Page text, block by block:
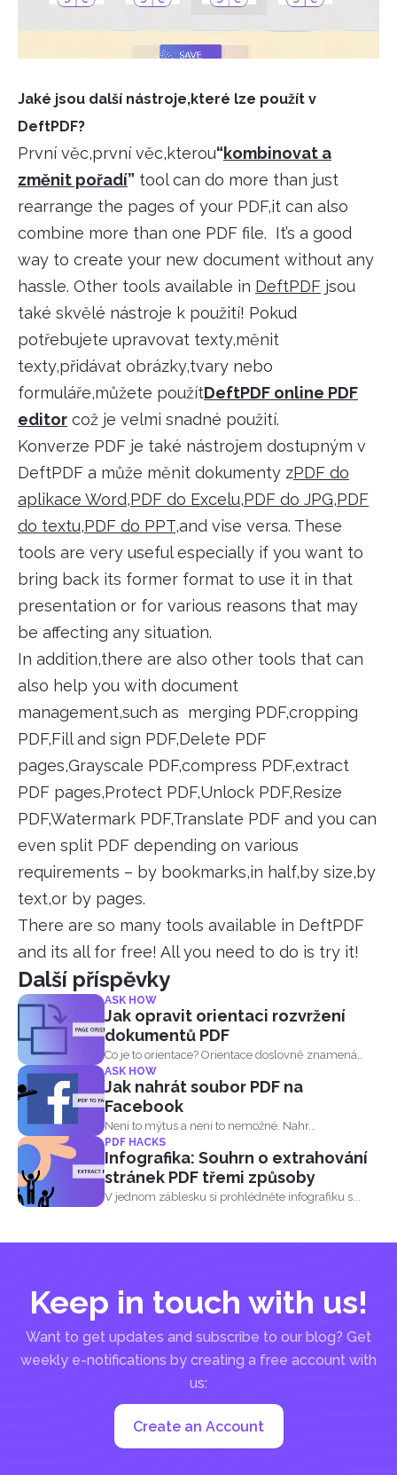
Jaké jsou další nástroje,které lze použít v
DeftPDF?
První věc,první věc,kterou“kombinovat a
změnit pořadí” tool can do more than just
rearrange the pages of your PDF,it can also
combine more than one PDF file. It’s a good
way to create your new document without any
hassle. Other tools available in DeftPDF jsou
také skvělé nástroje k použití! Pokud
potřebujete upravovat texty,měnit
texty,přidávat obrázky,tvary nebo
formuláře,můžete použítDeftPDF online PDF
editor což je velmi snadné použití.
Konverze PDF je také nástrojem dostupným v
DeftPDF a může měnit dokumenty zPDF do
aplikace Word,PDF do Excelu,PDF do JPG,PDF
do textu,PDF do PPT,and vise versa. These
tools are very useful especially if you want to
bring back its former format to use it in that
presentation or for various reasons that may
be affecting any situation.
In addition,there are also other tools that can
also help you with document
management,such as merging PDF,cropping
PDF,Fill and sign PDF,Delete PDF
pages,Grayscale PDF,compress PDF,extract
PDF pages,Protect PDF,Unlock PDF,Resize
PDF,Watermark PDF,Translate PDF and you can
even split PDF depending on various
requirements – by bookmarks,in half,by size,by
text,or by pages.
There are so many tools available in DeftPDF
and its all for free! All you need to do is try it!
Další příspěvky
ASK HOW
Jak opravit orientaci rozvržení
dokumentů PDF
Co je to orientace? Orientace doslovně znamená
orientaci. Je definov...
ASK HOW
Jak nahrát soubor PDF na
Facebook
Není to mýtus a není to nemožné. Nahr...
PDF HACKS
Infografika: Souhrn o extrahování
stránek PDF třemi způsoby
V jednom záblesku si prohlédněte infografiku s...
Keep in touch with us!
Want to get updates and subscribe to our blog? Get
weekly e-notifications by creating a free account with
us:
Create an Account